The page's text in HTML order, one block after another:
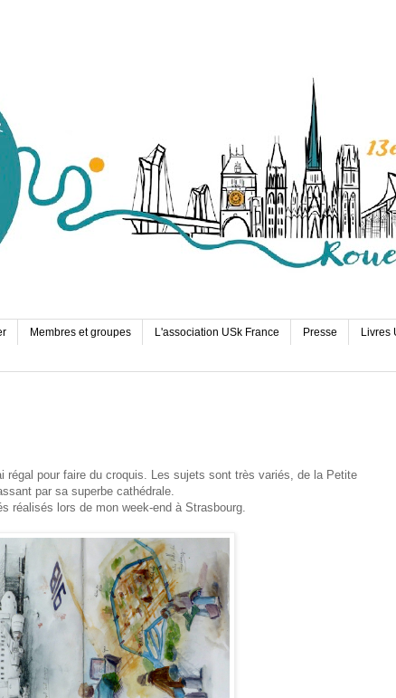
Membres et groupes L'association USk France Presse Livres
régal pour faire du croquis. Les sujets sont très variés, de la Petite
par sa superbe cathédrale.
réalisés lors de mon week-end à Strasbourg.